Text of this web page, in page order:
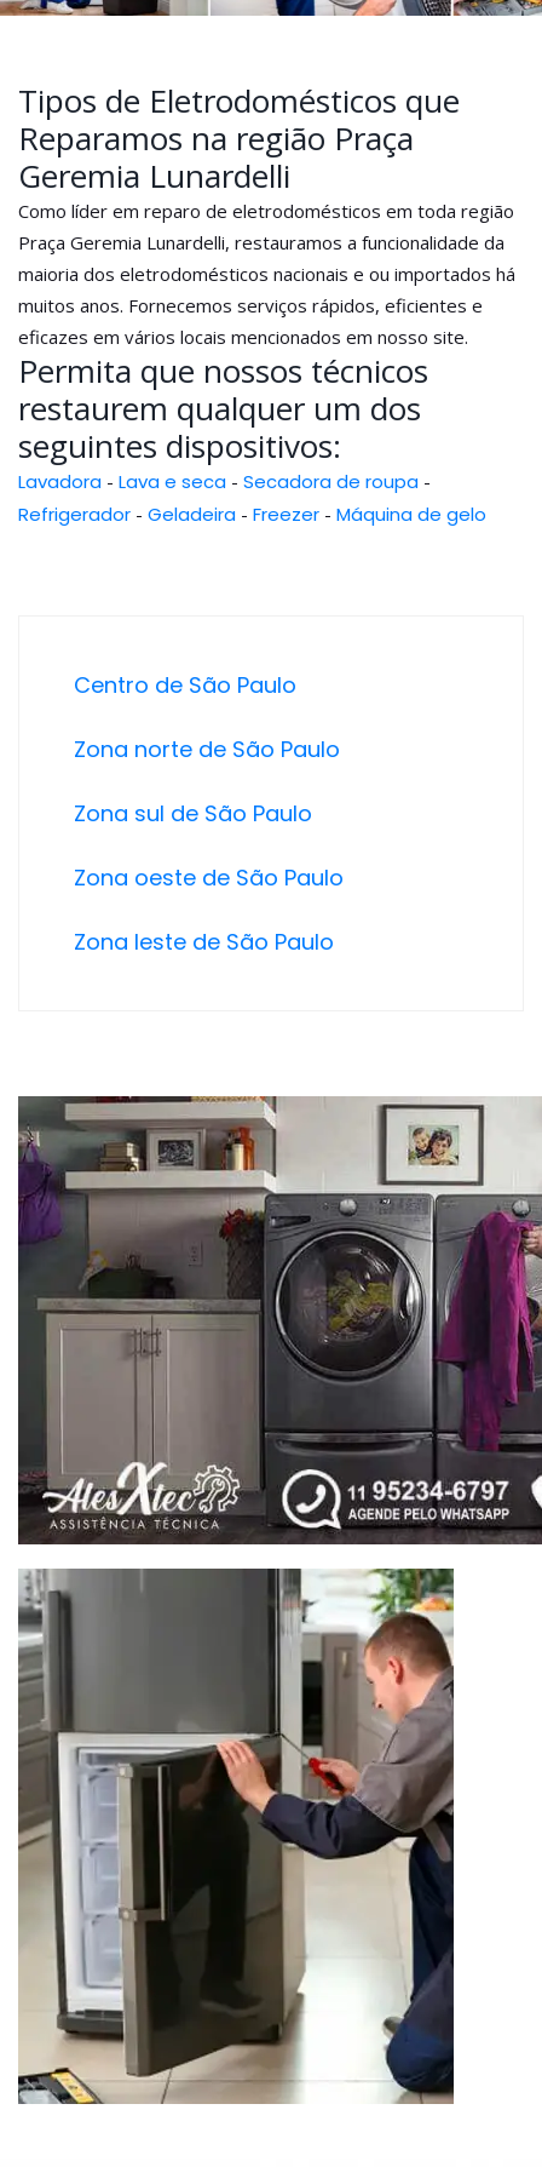
Tipos de Eletrodomésticos que
Reparamos na região Praça
Geremia Lunardelli
Como líder em reparo de eletrodomésticos em toda região
Praça Geremia Lunardelli, restauramos a funcionalidade da
maioria dos eletrodomésticos nacionais e ou importados há
muitos anos. Fornecemos serviços rápidos, eficientes e
eficazes em vários locais mencionados em nosso site.
Permita que nossos técnicos
restaurem qualquer um dos
seguintes dispositivos:
Lavadora - Lava e seca - Secadora de roupa -
Refrigerador - Geladeira - Freezer - Máquina de gelo
Centro de São Paulo
Zona norte de São Paulo
Zona sul de São Paulo
Zona oeste de São Paulo
Zona leste de São Paulo